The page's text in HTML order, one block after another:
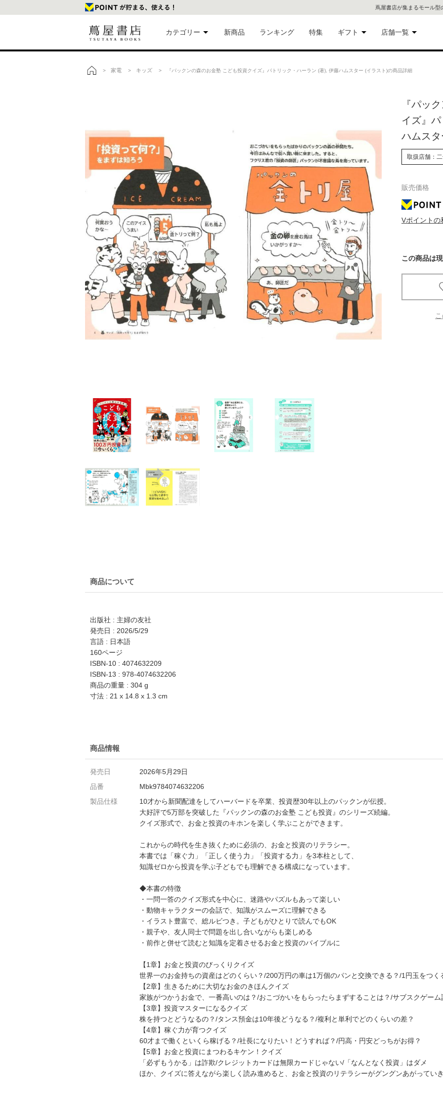
蔦屋書店が集まるモール型
カテゴリー
美術品
雑貨
家電
食品
新商品 ランキング 特集 ギフト
ギフトにおすすめ
店舗一覧
代官
屋書
銀座
屋書
京都
蔦屋
> 家電 > キッズ > 『パックンの森のお金塾 こども投資クイズ』パトリック・ハーラン (著), 伊藤ハムスター (イラスト)の商品詳細
『パッ
イズ』
ハムス
取扱店舗：
販売価格
Vポイントの
この商品は
商品について
出版社 : 主婦の友社
発売日 : 2026/5/29
言語 : 日本語
160ページ
ISBN-10 : 4074632209
ISBN-13 : 978-4074632206
商品の重量 : 304 g
寸法 : 21 x 14.8 x 1.3 cm
商品情報
発売日
2026年5月29日
品番
Mbk9784074632206
製品仕様
10才から新聞配達をしてハーバードを卒業、投資歴30年以上のパックンが伝授。
大好評で5万部を突破した『パックンの森のお金塾 こども投資』のシリーズ続編。
クイズ形式で、お金と投資のキホンを楽しく学ぶことができます。
これからの時代を生き抜くために必須の、お金と投資のリテラシー。
本書では「稼ぐ力」「正しく使う力」「投資する力」を3本柱として、
知識ゼロから投資を学ぶ子どもでも理解できる構成になっています。
◆本書の特徴
・一問一答のクイズ形式を中心に、迷路やパズルもあって楽しい
・動物キャラクターの会話で、知識がスムーズに理解できる
・イラスト豊富で、総ルビつき。子どもがひとりで読んでもOK
・親子や、友人同士で問題を出し合いながらも楽しめる
・前作と併せて読むと知識を定着させるお金と投資のバイブルに
【1章】お金と投資のびっくりクイズ
世界一のお金持ちの資産はどのくらい？/200万円の車は1万個のパンと交換できる？/1円玉をつく
【2章】生きるために大切なお金のきほんクイズ
家族がつかうお金で、一番高いのは？/おこづかいをもらったらまずすることは？/サブスクゲーム
【3章】投資マスターになるクイズ
株を持つとどうなるの？/タンス預金は10年後どうなる？/複利と単利でどのくらいの差？
【4章】稼ぐ力が育つクイズ
60才まで働くといくら稼げる？/社長になりたい！どうすれば？/円高・円安どっちがお得？
【5章】お金と投資にまつわるキケン！クイズ
「必ずもうかる」は詐欺/クレジットカードは無限カードじゃない/「なんとなく投資」はダメ
ほか、クイズに答えながら楽しく読み進めると、お金と投資のリテラシーがグングンあがっていき